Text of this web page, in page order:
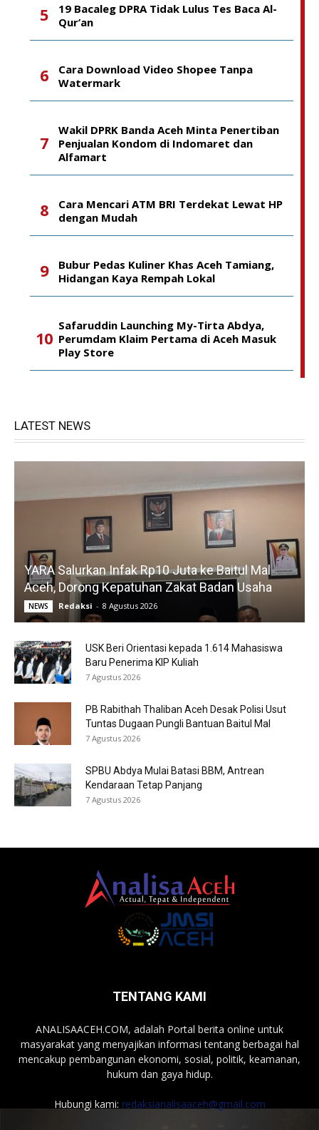
19 Bacaleg DPRA Tidak Lulus Tes Baca Al-
Qur’an
Cara Download Video Shopee Tanpa
Watermark
Wakil DPRK Banda Aceh Minta Penertiban
Penjualan Kondom di Indomaret dan
Alfamart
Cara Mencari ATM BRI Terdekat Lewat HP
dengan Mudah
Bubur Pedas Kuliner Khas Aceh Tamiang,
Hidangan Kaya Rempah Lokal
Safaruddin Launching My-Tirta Abdya,
Perumdam Klaim Pertama di Aceh Masuk
Play Store
LATEST NEWS
YARA Salurkan Infak Rp10 Juta ke Baitul Mal
Aceh, Dorong Kepatuhan Zakat Badan Usaha
NEWS Redaksi - 8 Agustus 2026
USK Beri Orientasi kepada 1.614 Mahasiswa
Baru Penerima KIP Kuliah
7 Agustus 2026
PB Rabithah Thaliban Aceh Desak Polisi Usut
Tuntas Dugaan Pungli Bantuan Baitul Mal
7 Agustus 2026
SPBU Abdya Mulai Batasi BBM, Antrean
Kendaraan Tetap Panjang
7 Agustus 2026
TENTANG KAMI
ANALISAACEH.COM, adalah Portal berita online untuk
masyarakat yang menyajikan informasi tentang berbagai hal
mencakup pembangunan ekonomi, sosial, politik, keamanan,
hukum dan gaya hidup.
Hubungi kami: redaksianalisaaceh@gmail.com